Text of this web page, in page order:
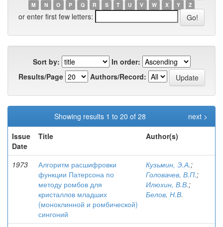
M
N O P Q R S T U V W X Y Z
or enter first few letters:
Sort by:
In order:
Results/Page
Authors/Record:
Showing results 1 to 20 of 28
next >
Issue
Date
Title Author(s)
1973
Алгоритм расшифровки
функции Патерсона по
методу ромбов для
кристаллов младших
(моноклинной и ромбической)
сингоний
Кузьмин, Э.А.;
Головачев, В.П.;
Илюхин, В.В.;
Белов, Н.В.